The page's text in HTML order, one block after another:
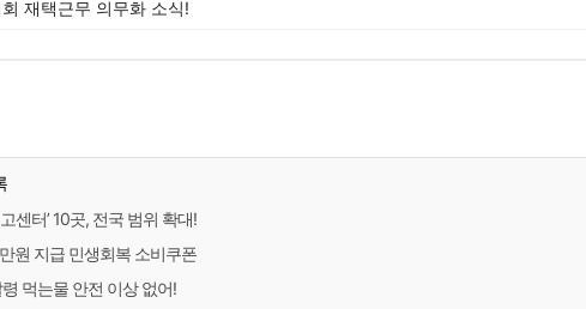
재택근무 의무화 소식!
센터’ 10곳, 전국 범위 확대!
원 지급 민생회복 소비쿠폰
령 먹는물 안전 이상 없어!